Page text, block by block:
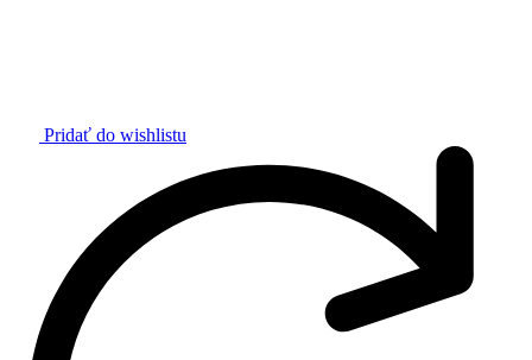
Pridať do wishlistu